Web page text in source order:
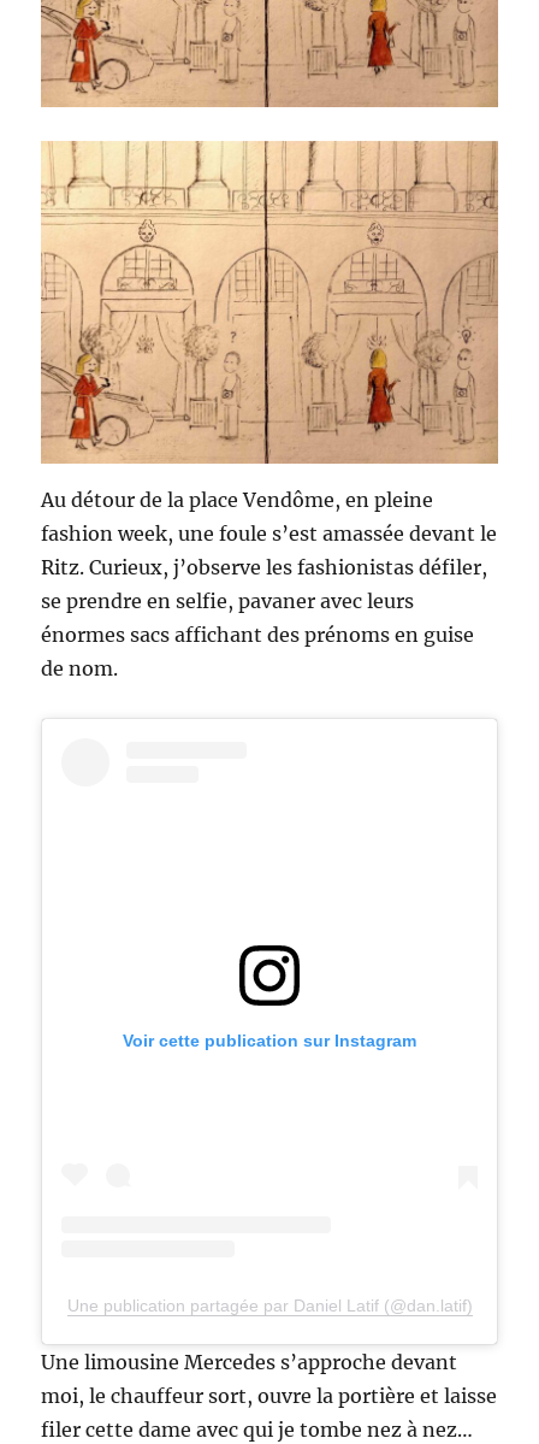
Au détour de la place Vendôme, en pleine
fashion week, une foule s’est amassée devant le
Ritz. Curieux, j’observe les fashionistas défiler,
se prendre en selfie, pavaner avec leurs
énormes sacs affichant des prénoms en guise
de nom.
Voir cette publication sur Instagram
Une publication partagée par Daniel Latif (@dan.latif)
Une limousine Mercedes s’approche devant
moi, le chauffeur sort, ouvre la portière et laisse
filer cette dame avec qui je tombe nez à nez…